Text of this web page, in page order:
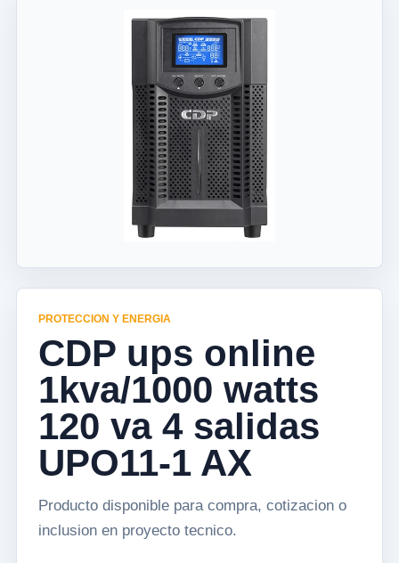
PROTECCION Y ENERGIA
CDP ups online
1kva/1000 watts
120 va 4 salidas
UPO11-1 AX
Producto disponible para compra, cotizacion o
inclusion en proyecto tecnico.